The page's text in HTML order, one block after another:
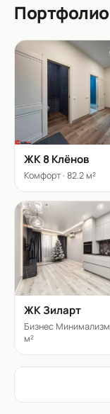
Портфолио
ЖК 8 Клёнов
Комфорт · 82.2 м²
ЖК Зиларт
Бизнес Минимализм
м²